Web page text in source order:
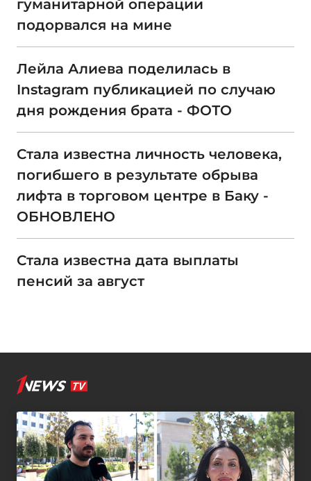
гуманитарной операции
подорвался на мине
Лейла Алиева поделилась в
Instagram публикацией по случаю
дня рождения брата - ФОТО
Стала известна личность человека,
погибшего в результате обрыва
лифта в торговом центре в Баку -
ОБНОВЛЕНО
Стала известна дата выплаты
пенсий за август